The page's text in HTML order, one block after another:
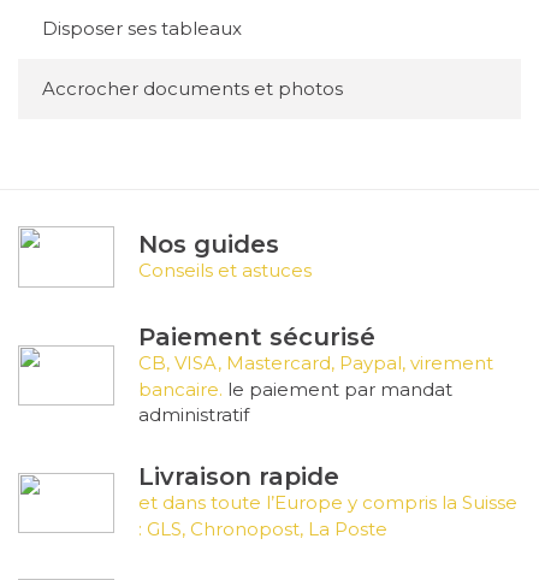
Disposer ses tableaux
Accrocher documents et photos
Nos guides
Conseils et astuces
Paiement sécurisé
CB, VISA, Mastercard, Paypal, virement
bancaire. le paiement par mandat
administratif
Livraison rapide
et dans toute l’Europe y compris la Suisse
: GLS, Chronopost, La Poste